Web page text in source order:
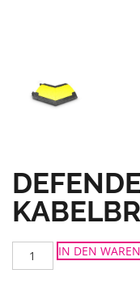
Defender
MINI
Kabelbrücke
IN DEN